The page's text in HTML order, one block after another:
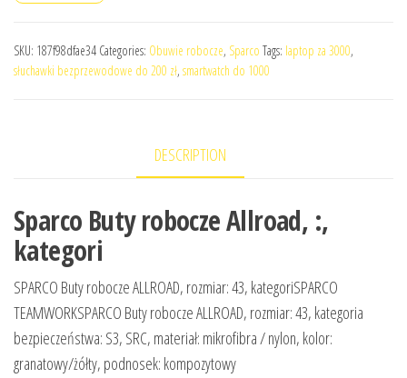
SKU: 187f98dfae34 Categories: Obuwie robocze, Sparco Tags: laptop za 3000,
słuchawki bezprzewodowe do 200 zł, smartwatch do 1000
DESCRIPTION
Sparco Buty robocze Allroad, :,
kategori
SPARCO Buty robocze ALLROAD, rozmiar: 43, kategoriSPARCO
TEAMWORKSPARCO Buty robocze ALLROAD, rozmiar: 43, kategoria
bezpieczeństwa: S3, SRC, materiał: mikrofibra / nylon, kolor:
granatowy/żółty, podnosek: kompozytowy